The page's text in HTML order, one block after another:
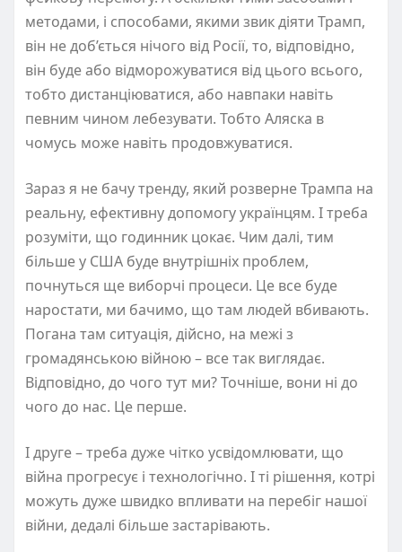
методами, і способами, якими звик діяти Трамп,
він не доб’ється нічого від Росії, то, відповідно,
він буде або відморожуватися від цього всього,
тобто дистанціюватися, або навпаки навіть
певним чином лебезувати. Тобто Аляска в
чомусь може навіть продовжуватися.
Зараз я не бачу тренду, який розверне Трампа на
реальну, ефективну допомогу українцям. І треба
розуміти, що годинник цокає. Чим далі, тим
більше у США буде внутрішніх проблем,
почнуться ще виборчі процеси. Це все буде
наростати, ми бачимо, що там людей вбивають.
Погана там ситуація, дійсно, на межі з
громадянською війною – все так виглядає.
Відповідно, до чого тут ми? Точніше, вони ні до
чого до нас. Це перше.
І друге – треба дуже чітко усвідомлювати, що
війна прогресує і технологічно. І ті рішення, котрі
можуть дуже швидко впливати на перебіг нашої
війни, дедалі більше застарівають.